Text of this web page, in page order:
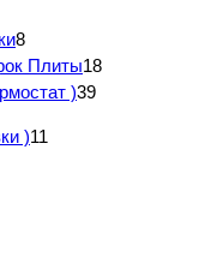
8
Плиты18
)39
)11